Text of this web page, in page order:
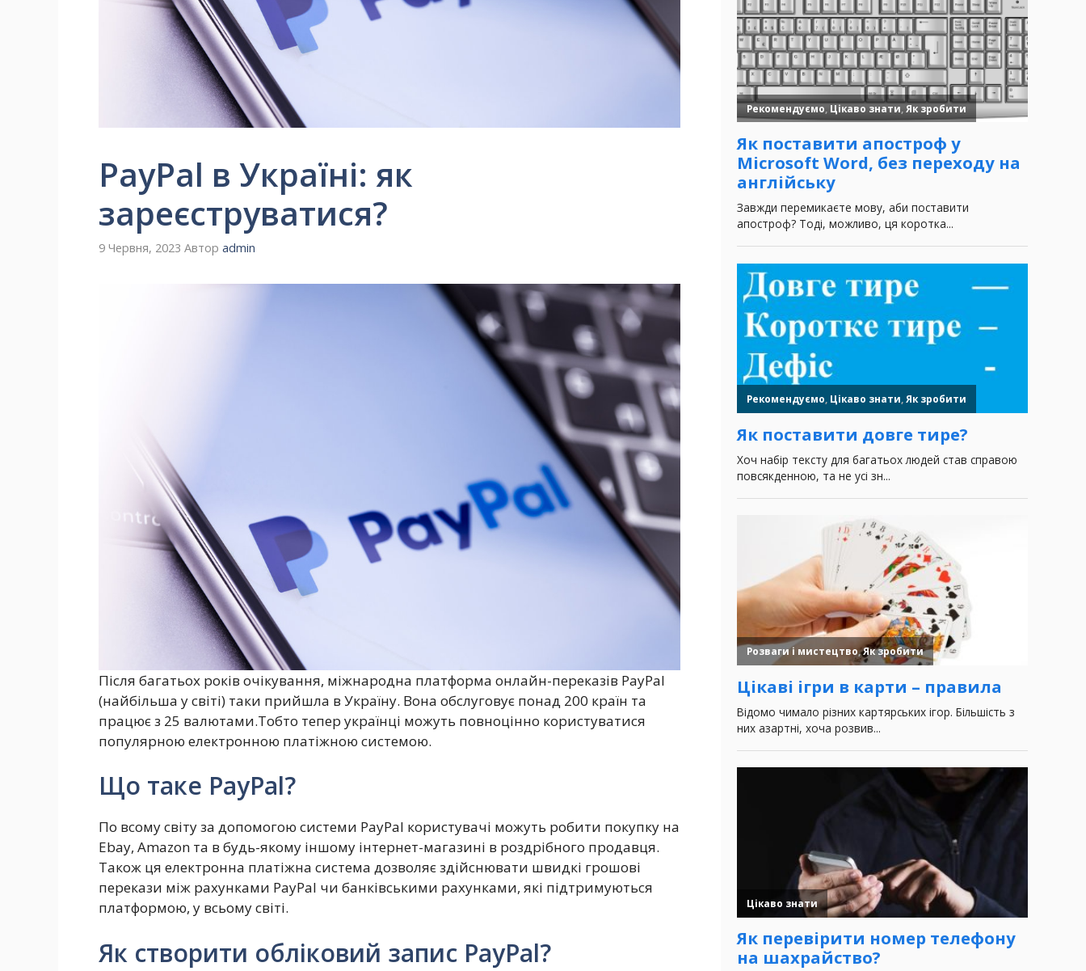
PayPal в Україні: як
зареєструватися?
9 Червня, 2023 Автор admin
Після багатьох років очікування, міжнародна платформа онлайн-переказів PayPal
(найбільша у світі) таки прийшла в Україну. Вона обслуговує понад 200 країн та
працює з 25 валютами.Тобто тепер українці можуть повноцінно користуватися
популярною електронною платіжною системою.
Що таке PayPal?
По всому світу за допомогою системи PayPal користувачі можуть робити покупку на
Ebay, Amazon та в будь-якому іншому інтернет-магазині в роздрібного продавця.
Також ця електронна платіжна система дозволяє здійснювати швидкі грошові
перекази між рахунками PayPal чи банківськими рахунками, які підтримуються
платформою, у всьому світі.
Як створити обліковий запис PayPal?